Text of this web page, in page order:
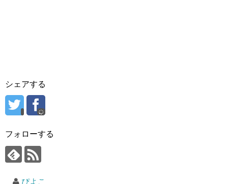
シェアする
フォローする
ぴよこ